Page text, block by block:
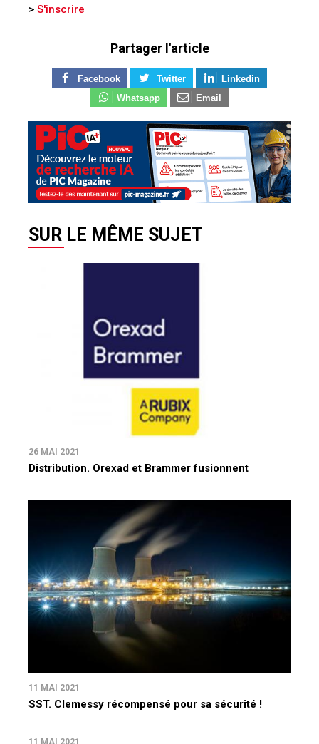
> S'inscrire
Partager l'article
Facebook Twitter
Linkedin
Whatsapp
Email
SUR LE MÊME SUJET
26 MAI 2021
Distribution. Orexad et Brammer fusionnent
11 MAI 2021
SST. Clemessy récompensé pour sa sécurité !
11 MAI 2021